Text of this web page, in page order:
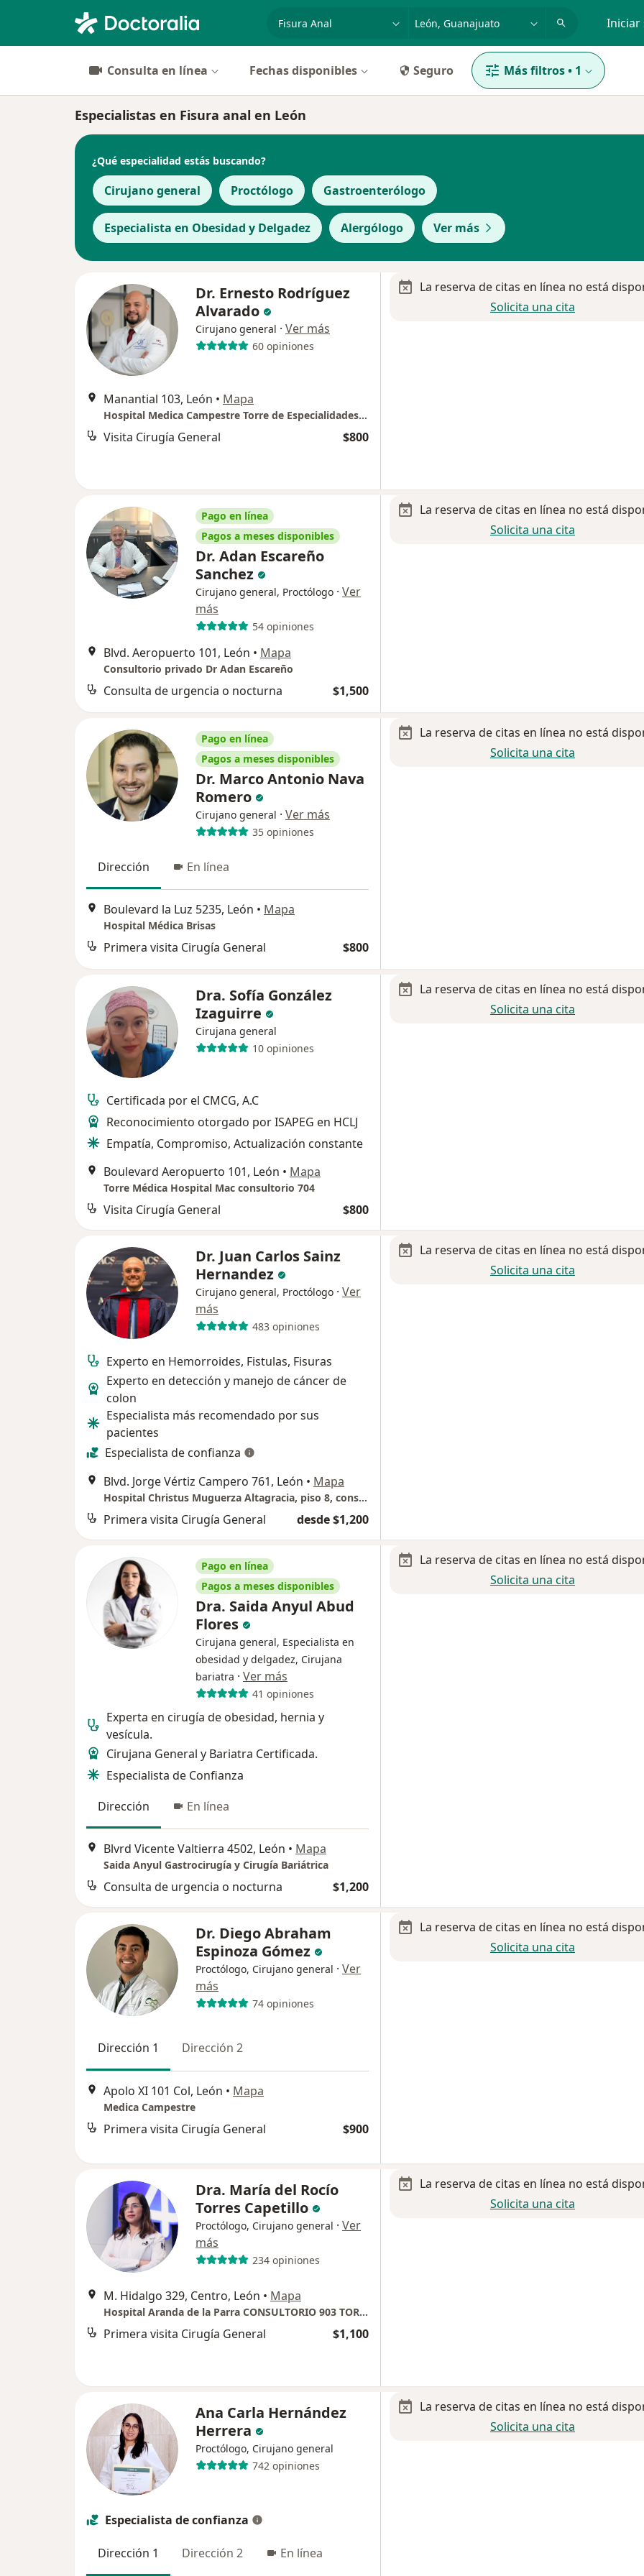
especialidad, enfermedad o nombre
p. ej. Guadalajara Iniciar
Consulta en línea Fechas disponibles Seguro Más filtros• 1
Especialistas en Fisura anal en León
¿Qué especialidad estás buscando?
Cirujano general Proctólogo Gastroenterólogo
Especialista en Obesidad y Delgadez Alergólogo Ver más
Dr. Ernesto Rodríguez
Alvarado
Cirujano general · Ver más
60 opiniones
Manantial 103, León • Mapa
Hospital Medica Campestre Torre de Especialidades 3 consultorio 402B
Visita Cirugía General $800
La reserva de citas en línea no está
Solicita una cita
Pago en línea
Pagos a meses disponibles
Dr. Adan Escareño
Sanchez
Cirujano general, Proctólogo · Ver
más
54 opiniones
Blvd. Aeropuerto 101, León • Mapa
Consultorio privado Dr Adan Escareño
Consulta de urgencia o nocturna $1,500
La reserva de citas en línea no está
Solicita una cita
Pago en línea
Pagos a meses disponibles
Dr. Marco Antonio Nava
Romero
Cirujano general · Ver más
35 opiniones
Dirección En línea
Boulevard la Luz 5235, León • Mapa
Hospital Médica Brisas
Primera visita Cirugía General $800
La reserva de citas en línea no está
Solicita una cita
Dra. Sofía González
Izaguirre
Cirujana general
10 opiniones
Certificada por el CMCG, A.C
Reconocimiento otorgado por ISAPEG en HCLJ
Empatía, Compromiso, Actualización constante
Boulevard Aeropuerto 101, León • Mapa
Torre Médica Hospital Mac consultorio 704
Visita Cirugía General $800
La reserva de citas en línea no está
Solicita una cita
Dr. Juan Carlos Sainz
Hernandez
Cirujano general, Proctólogo · Ver
más
483 opiniones
Experto en Hemorroides, Fistulas, Fisuras
Experto en detección y manejo de cáncer de
colon
Especialista más recomendado por sus
pacientes
Especialista de confianza
Blvd. Jorge Vértiz Campero 761, León • Mapa
Hospital Christus Muguerza Altagracia, piso 8, consultorio 807
Primera visita Cirugía General desde $1,200
La reserva de citas en línea no está
Solicita una cita
Pago en línea
Pagos a meses disponibles
Dra. Saida Anyul Abud
Flores
Cirujana general, Especialista en
obesidad y delgadez, Cirujana
bariatra · Ver más
41 opiniones
Experta en cirugía de obesidad, hernia y
vesícula.
Cirujana General y Bariatra Certificada.
Especialista de Confianza
Dirección
En línea
Blvrd Vicente Valtierra 4502, León • Mapa
Saida Anyul Gastrocirugía y Cirugía Bariátrica
Consulta de urgencia o nocturna $1,200
La reserva de citas en línea no está
Solicita una cita
Dr. Diego Abraham
Espinoza Gómez
Proctólogo, Cirujano general · Ver
más
74 opiniones
Dirección 1 Dirección 2
Apolo XI 101 Col, León • Mapa
Medica Campestre
Primera visita Cirugía General $900
La reserva de citas en línea no está
Solicita una cita
Dra. María del Rocío
Torres Capetillo
Proctólogo, Cirujano general · Ver
más
234 opiniones
M. Hidalgo 329, Centro, León • Mapa
Hospital Aranda de la Parra CONSULTORIO 903 TORRE B
Primera visita Cirugía General $1,100
La reserva de citas en línea no está
Solicita una cita
Ana Carla Hernández
Herrera
Proctólogo, Cirujano general
742 opiniones
Especialista de confianza
Dirección 1 Dirección 2 En línea
La reserva de citas en línea no está
Solicita una cita